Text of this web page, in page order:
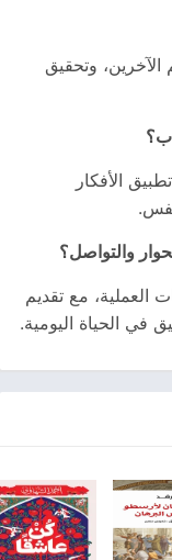
الآخرين، وتحقيق
الأفكار
والتواصل؟
العملية، مع تقديم
في الحياة اليومية.